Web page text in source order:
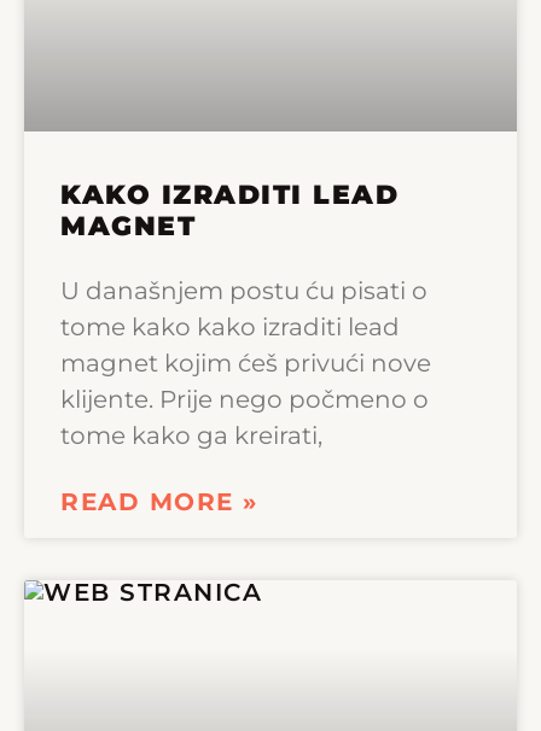
KAKO IZRADITI LEAD
MAGNET
U današnjem postu ću pisati o
tome kako kako izraditi lead
magnet kojim ćeš privući nove
klijente. Prije nego počmeno o
tome kako ga kreirati,
READ MORE »